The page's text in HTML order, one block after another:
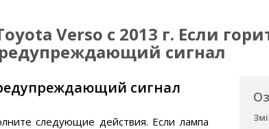
Verso с 2013 г. Если
сигнал
сигнал
следующие действия. Если лампа